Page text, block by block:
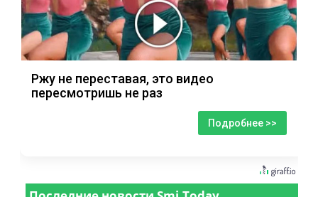
Ржу не переставая, это видео
пересмотришь не раз
Подробнее >>